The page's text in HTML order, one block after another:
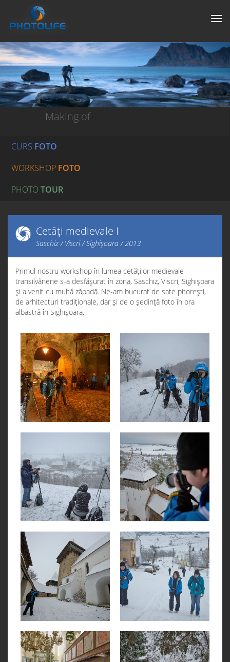
Making of
CURS FOTO
WORKSHOP FOTO
PHOTO TOUR
Cetăți medievale I
Saschiz / Viscri / Sighișoara / 2013
Primul nostru workshop în lumea cetăților medievale
transilvănene s-a desfășurat în zona, Saschiz, Viscri, Sighișoara
și a venit cu multă zăpadă. Ne-am bucurat de sate pitorești,
de arhitecturi tradiționale, dar și de o ședință foto în ora
albastră în Sighișoara.